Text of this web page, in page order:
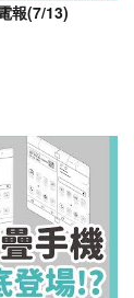
報(7/13)